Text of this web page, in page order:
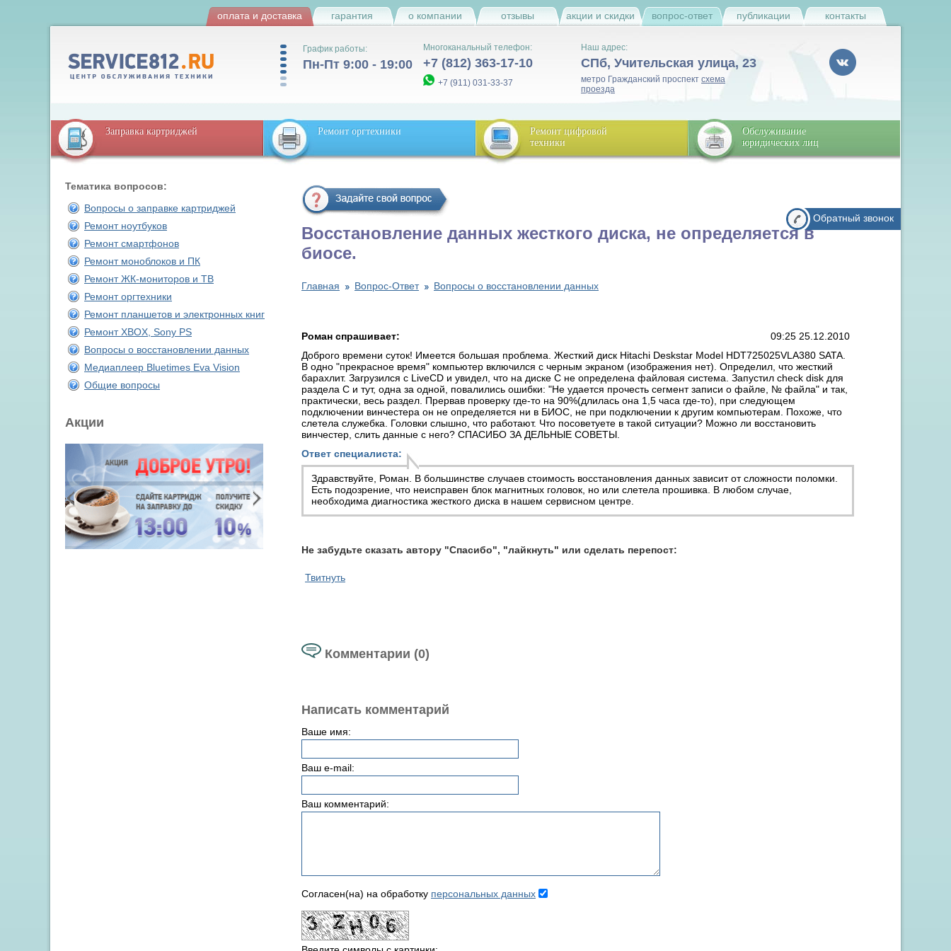
оплата и доставка гарантия о компании отзывы акции и скидки вопрос-ответ публикации контакты
График работы:
Пн-Пт 9:00 - 19:00
Многоканальный телефон:
+7 (812) 363-17-10
+7 (911) 031-33-37
Наш адрес:
СПб, Учительская улица, 23
метро Гражданский проспект схема
проезда
Заправка картриджей Ремонт оргтехники
Ремонт цифровой
техники
Обслуживание
юридических лиц
Тематика вопросов:
Вопросы о заправке картриджей
Ремонт ноутбуков
Ремонт смартфонов
Ремонт моноблоков и ПК
Ремонт ЖК-мониторов и ТВ
Ремонт оргтехники
Ремонт планшетов и электронных книг
Ремонт XBOX, Sony PS
Вопросы о восстановлении данных
Медиаплеер Bluetimes Eva Vision
Общие вопросы
Акции
Восстановление данных жесткого диска, не определяется в
биосе.
Главная Вопрос-Ответ Вопросы о восстановлении данных
Роман спрашивает:
09:25 25.12.2010
Доброго времени суток! Имеется большая проблема. Жесткий диск Hitachi Deskstar Model HDT725025VLA380 SATA.
В одно "прекрасное время" компьютер включился с черным экраном (изображения нет). Определил, что жесткий
барахлит. Загрузился с LiveCD и увидел, что на диске C не определена файловая система. Запустил check disk для
раздела C и тут, одна за одной, повалились ошибки: "Не удается прочесть сегмент записи о файле, № файла" и так,
практически, весь раздел. Прервав проверку где-то на 90%(длилась она 1,5 часа где-то), при следующем
подключении винчестера он не определяется ни в БИОС, не при подключении к другим компьютерам. Похоже, что
слетела служебка. Головки слышно, что работают. Что посоветуете в такой ситуации? Можно ли восстановить
винчестер, слить данные с него? СПАСИБО ЗА ДЕЛЬНЫЕ СОВЕТЫ.
Ответ специалиста:
Здравствуйте, Роман. В большинстве случаев стоимость восстановления данных зависит от сложности поломки.
Есть подозрение, что неисправен блок магнитных головок, но или слетела прошивка. В любом случае,
необходима диагностика жесткого диска в нашем сервисном центре.
Не забудьте сказать автору "Спасибо", "лайкнуть" или сделать перепост:
Твитнуть
Комментарии (0)
Написать комментарий
Ваше имя:
Ваш e-mail:
Ваш комментарий:
Согласен(на) на обработку персональных данных
Обратный звонок